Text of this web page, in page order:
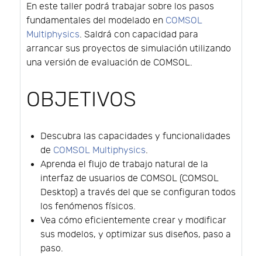
En este taller podrá trabajar sobre los pasos
fundamentales del modelado en COMSOL
Multiphysics. Saldrá con capacidad para
arrancar sus proyectos de simulación utilizando
una versión de evaluación de COMSOL.
OBJETIVOS
Descubra las capacidades y funcionalidades
de COMSOL Multiphysics.
Aprenda el flujo de trabajo natural de la
interfaz de usuarios de COMSOL (COMSOL
Desktop) a través del que se configuran todos
los fenómenos físicos.
Vea cómo eficientemente crear y modificar
sus modelos, y optimizar sus diseños, paso a
paso.